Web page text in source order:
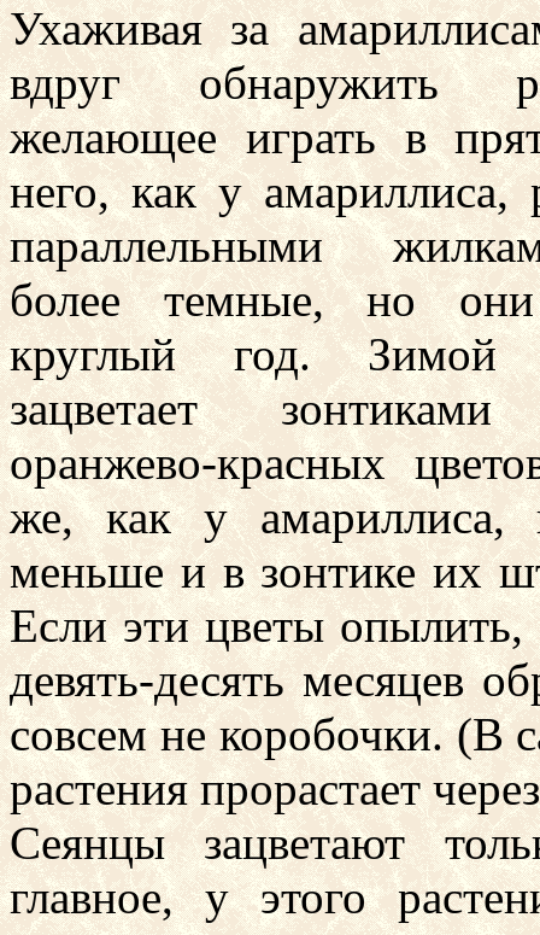
Ухаживая за
вдруг обнаружить
желающее играть в
него, как у амариллиса,
параллельными
более темные, но
круглый год. Зимой
зацветает
оранжево-красных
же, как у амариллиса,
меньше и в зонтике их
Если эти цветы опылить,
девять-десять месяцев
совсем не коробочки. (В
растения прорастает
Сеянцы зацветают
главное, у этого